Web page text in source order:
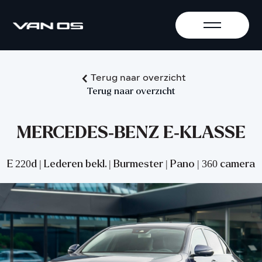
Terug naar overzicht
Terug naar overzicht
MERCEDES-BENZ E-KLASSE
E 220d | Lederen bekl. | Burmester | Pano | 360 camera